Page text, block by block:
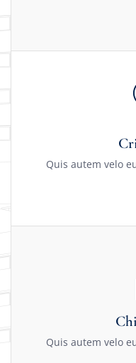
Quis autem velo
Quis autem velo